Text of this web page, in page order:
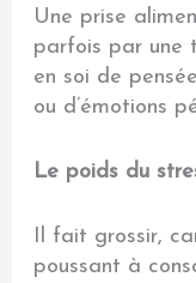
Une prise
parfois par une
en soi de
ou d’émotions
Le poids du
Il fait grossir,
poussant à